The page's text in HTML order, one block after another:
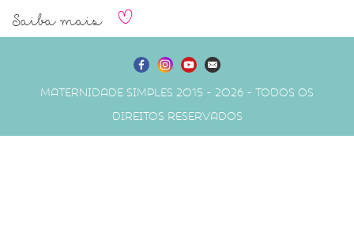
Saiba mais
Maternidade Simples 2015 - 2026 - Todos os
direitos reservados